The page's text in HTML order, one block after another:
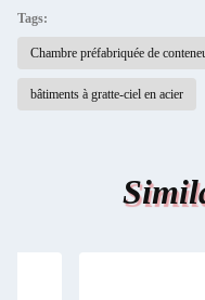
Tags:
Chambre préfabriquée de
bâtiments à gratte-ciel en acier